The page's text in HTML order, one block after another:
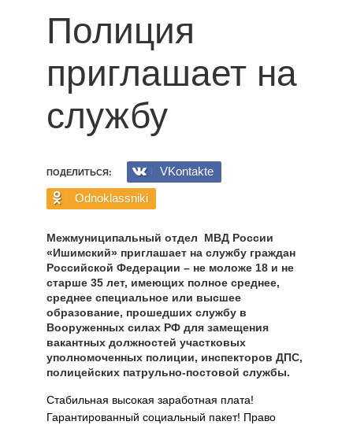
Полиция
приглашает на
службу
ПОДЕЛИТЬСЯ:
VKontakte
Odnoklassniki
Межмуниципальный отдел МВД России
«Ишимский» приглашает на службу граждан
Российской Федерации – не моложе 18 и не
старше 35 лет, имеющих полное среднее,
среднее специальное или высшее
образование, прошедших службу в
Вооруженных силах РФ для замещения
вакантных должностей участковых
уполномоченных полиции, инспекторов ДПС,
полицейских патрульно-постовой службы.
Стабильная высокая заработная плата!
Гарантированный социальный пакет! Право